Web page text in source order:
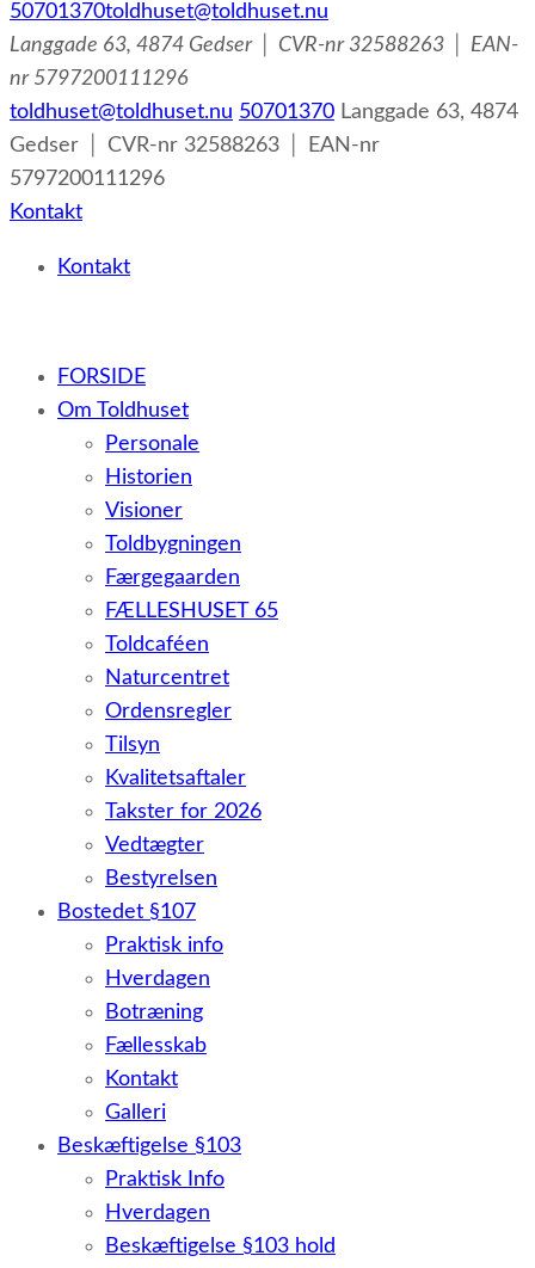
50701370toldhuset@toldhuset.nu
Langgade 63, 4874 Gedser │ CVR-nr 32588263 │ EAN-
nr 5797200111296
toldhuset@toldhuset.nu 50701370 Langgade 63, 4874
Gedser │ CVR-nr 32588263 │ EAN-nr
5797200111296
Kontakt
Kontakt
– et botilbud til voksne udviklingshæmmede og sent
udviklede personer samt voksne med psykiske lidelser
FORSIDE
Om Toldhuset
Personale
Historien
Visioner
Toldbygningen
Færgegaarden
FÆLLESHUSET 65
Toldcaféen
Naturcentret
Ordensregler
Tilsyn
Kvalitetsaftaler
Takster for 2026
Vedtægter
Bestyrelsen
Bostedet §107
Praktisk info
Hverdagen
Botræning
Fællesskab
Kontakt
Galleri
Beskæftigelse §103
Praktisk Info
Hverdagen
Beskæftigelse §103 hold